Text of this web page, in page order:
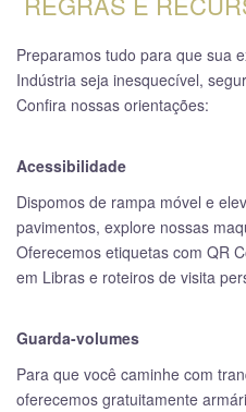
Preparamos tudo para que sua
Indústria seja inesquecível,
Confira nossas orientações:
Acessibilidade
Dispomos de rampa móvel e
pavimentos, explore nossas
Oferecemos etiquetas com QR
em Libras e roteiros de visita
Guarda-volumes
Para que você caminhe com
oferecemos gratuitamente